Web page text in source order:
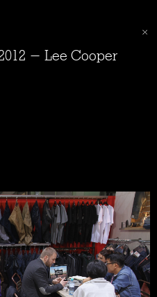
2012 - Lee Cooper